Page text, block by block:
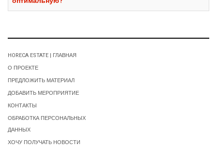
HORECA ESTATE | ГЛАВНАЯ
О ПРОЕКТЕ
ПРЕДЛОЖИТЬ МАТЕРИАЛ
ДОБАВИТЬ МЕРОПРИЯТИЕ
КОНТАКТЫ
ОБРАБОТКА ПЕРСОНАЛЬНЫХ
ДАННЫХ
ХОЧУ ПОЛУЧАТЬ НОВОСТИ